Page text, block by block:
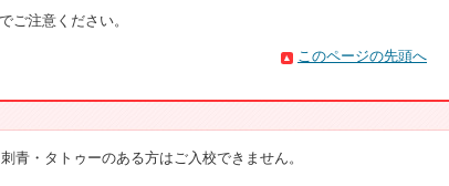
ご注意ください。
このページの先頭へ
青・タトゥーのある方はご入校できません。